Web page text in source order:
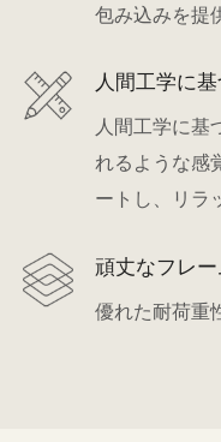
包み込みを提
人間工学に
人間工学に基
れるような感
ートし、リラ
頑丈なフレ
優れた耐荷重